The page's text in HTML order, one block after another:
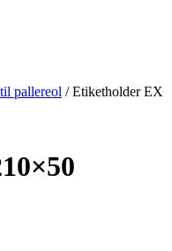
pallereol / Etiketholder EX